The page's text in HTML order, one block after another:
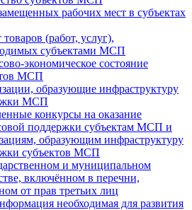
рабочих мест в субъектах
(работ, услуг),
субъектами МСП
экономическое состояние
МСП
образующие инфраструктуру
МСП
конкурсы на оказание
поддержки субъектам МСП и
образующим инфраструктуру
субъектов МСП
и муниципальном
включённом в перечни,
от прав третьих лиц
необходимая для развития